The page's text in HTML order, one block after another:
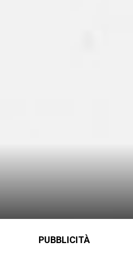
PUBBLICITÀ